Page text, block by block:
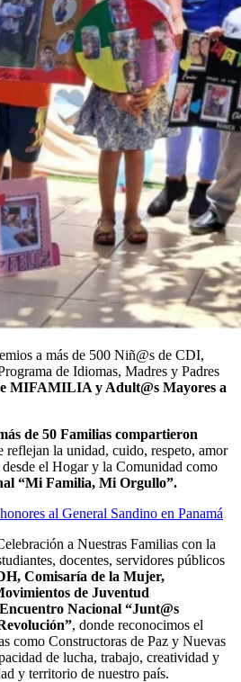
a más de 500 Niñ@s de CDI,
de Idiomas, Madres y Padres
MIFAMILIA y Adult@s Mayores a
de 50 Familias compartieron
reflejan la unidad, cuido, respeto, amor
el Hogar y la Comunidad como
“Mi Familia, Mi Orgullo”.
al General Sandino en Panamá
a Nuestras Familias con la
docentes, servidores públicos
Comisaría de la Mujer,
de Juventud
Encuentro Nacional “Junt@s
, donde reconocimos el
como Constructoras de Paz y Nuevas
de lucha, trabajo, creatividad y
y territorio de nuestro país.